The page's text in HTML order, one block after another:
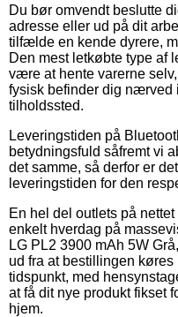
Du bør omvendt beslutte
adresse eller ud på dit
tilfælde en kende dyrere,
Den mest letkøbte type af
være at hente varerne
fysisk befinder dig nærved
tilholdssted.
Leveringstiden på
betydningsfuld såfremt vi
det samme, så derfor er
leveringstiden for den
En hel del outlets på
enkelt hverdag på
LG PL2 3900 mAh 5W
ud fra at bestillingen
tidspunkt, med
at få dit nye produkt fikset
hjem.